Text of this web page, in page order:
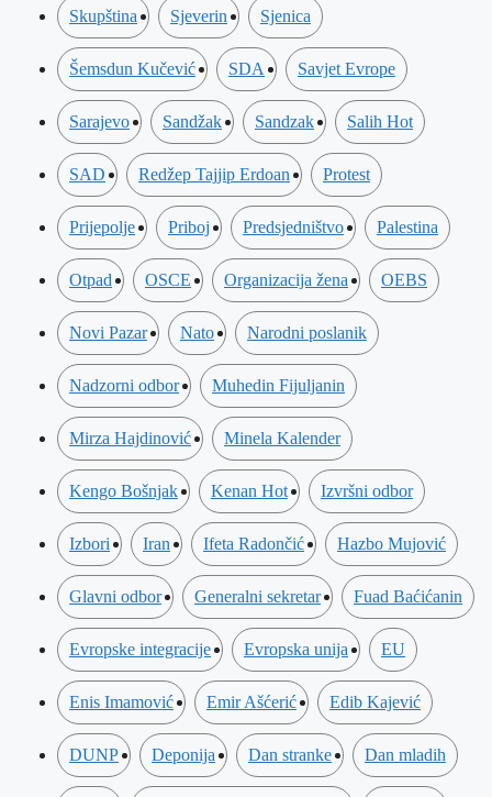
Skupština Sjeverin Sjenica
Šemsdun Kučević SDA Savjet Evrope
Sarajevo Sandžak Sandzak Salih Hot
SAD Redžep Tajjip Erdoan Protest
Prijepolje Priboj Predsjedništvo Palestina
Otpad OSCE Organizacija žena OEBS
Novi Pazar Nato Narodni poslanik
Nadzorni odbor Muhedin Fijuljanin
Mirza Hajdinović Minela Kalender
Kengo Bošnjak Kenan Hot Izvršni odbor
Izbori Iran Ifeta Radončić Hazbo Mujović
Glavni odbor Generalni sekretar Fuad Baćićanin
Evropske integracije Evropska unija EU
Enis Imamović Emir Ašćerić Edib Kajević
DUNP Deponija Dan stranke Dan mladih